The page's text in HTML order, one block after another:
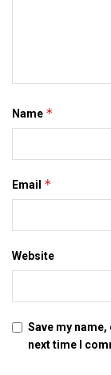
Name *
Email *
Website
Save my
next time I